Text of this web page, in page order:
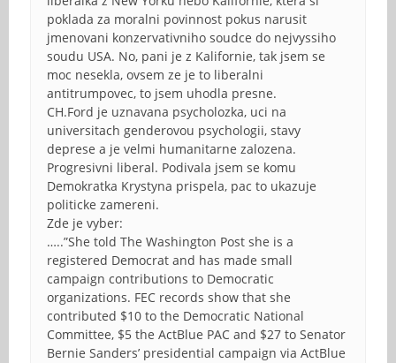
poklada za moralni povinnost pokus narusit
jmenovani konzervativniho soudce do nejvyssiho
soudu USA. No, pani je z Kalifornie, tak jsem se
moc nesekla, ovsem ze je to liberalni
antitrumpovec, to jsem uhodla presne.
CH.Ford je uznavana psycholozka, uci na
universitach genderovou psychologii, stavy
deprese a je velmi humanitarne zalozena.
Progresivni liberal. Podivala jsem se komu
Demokratka Krystyna prispela, pac to ukazuje
politicke zamereni.
Zde je vyber:
…..”She told The Washington Post she is a
registered Democrat and has made small
campaign contributions to Democratic
organizations. FEC records show that she
contributed $10 to the Democratic National
Committee, $5 the ActBlue PAC and $27 to Senator
Bernie Sanders’ presidential campaign via ActBlue